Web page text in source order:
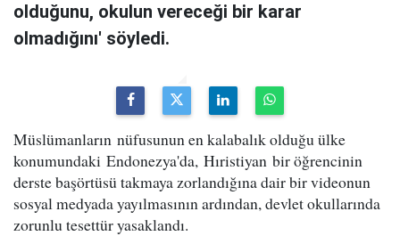
olduğunu, okulun vereceği bir karar
olmadığını' söyledi.
Müslümanların nüfusunun en kalabalık olduğu ülke
konumundaki Endonezya'da, Hıristiyan bir öğrencinin
derste başörtüsü takmaya zorlandığına dair bir videonun
sosyal medyada yayılmasının ardından, devlet okullarında
zorunlu tesettür yasaklandı.